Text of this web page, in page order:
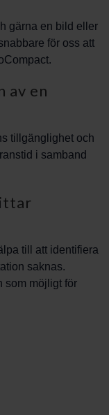
gärna en bild eller
för oss att
av en
tillgänglighet och
i samband
till att identifiera
saknas.
som möjligt för